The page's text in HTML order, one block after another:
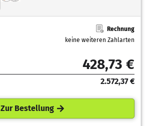
Rechnung
keine weiteren Zahlarten
428,73 €
2.572,37 €
Zur Bestellung